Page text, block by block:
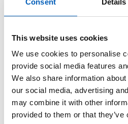
This website uses cookies
We use cookies to personalise
provide social media features
We also share information
our social media, advertising
may combine it with other
provided to them or that
FN's Verdensmåler verdens